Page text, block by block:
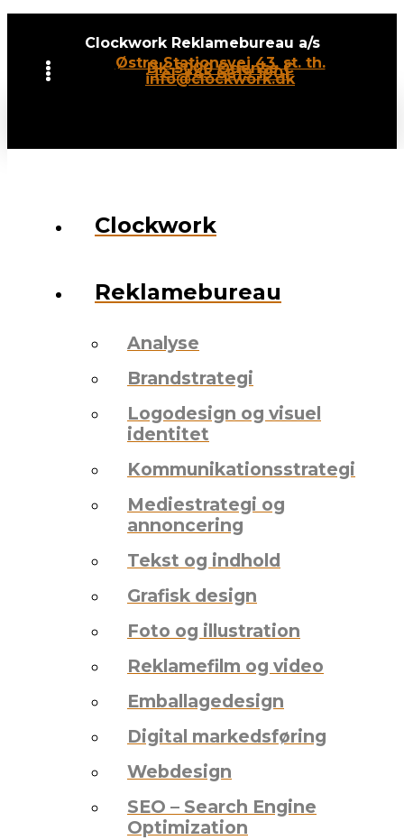
Clockwork Reklamebureau a/s
Østre Stationsvej 43, st. th.
DK-5000 Odense C
Tel: +45 6619 1901
info@clockwork.dk
Clockwork
Reklamebureau
Analyse
Brandstrategi
Logodesign og visuel
identitet
Kommunikationsstrategi
Mediestrategi og
annoncering
Tekst og indhold
Grafisk design
Foto og illustration
Reklamefilm og video
Emballagedesign
Digital markedsføring
Webdesign
SEO – Search Engine
Optimization